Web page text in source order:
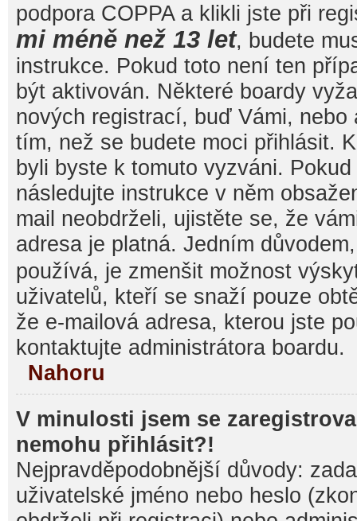
podpora COPPA a klikli jste při
mi méně než 13 let, budete
instrukce. Pokud toto není ten
být aktivován. Některé boardy
nových registrací, buď Vámi, nebo
tím, než se budete moci přihlásit.
byli byste k tomuto vyzváni.
následujte instrukce v něm
mail neobdrželi, ujistěte se, že
adresa je platná. Jedním
používá, je zmenšit možnost
uživatelů, kteří se snaží pouze
že e-mailová adresa, kterou jste
kontaktujte administrátora boardu.
Nahoru
V minulosti jsem se
nemohu přihlásit?!
Nejpravděpodobnější důvody:
uživatelské jméno nebo heslo